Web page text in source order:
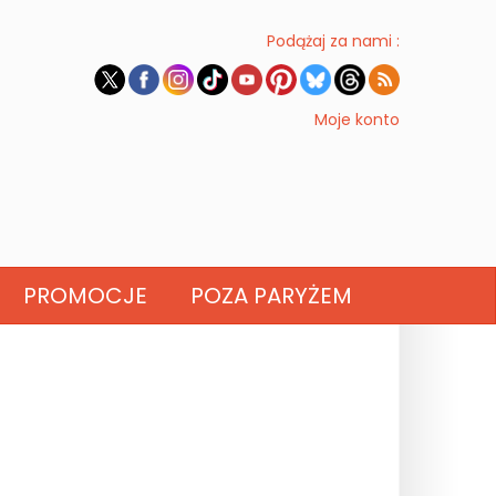
Podążaj za nami :
Moje konto
PROMOCJE POZA PARYŻEM